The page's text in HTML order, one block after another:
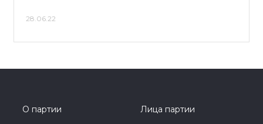
28.06.22
О партии
Лица партии